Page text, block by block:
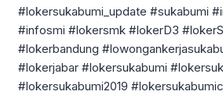
#lokersukabumi_update #sukabumi
#infosmi #lokersmk #lokerD3
#lokerbandung
#lokerjabar #lokersukabumi
#lokersukabumi2019